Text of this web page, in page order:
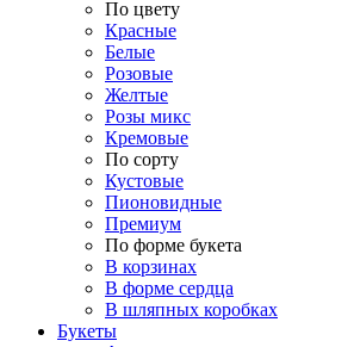
По цвету
Красные
Белые
Розовые
Желтые
Розы микс
Кремовые
По сорту
Кустовые
Пионовидные
Премиум
По форме букета
В корзинах
В форме сердца
В шляпных коробках
Букеты